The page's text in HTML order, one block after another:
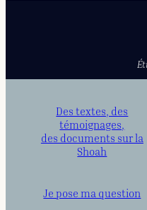
Des textes, des
témoignages,
des documents sur la
Shoah
Je pose ma question